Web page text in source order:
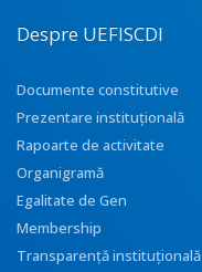
Despre UEFISCDI
Documente constitutive
Prezentare instituţională
Rapoarte de activitate
Organigramă
Egalitate de Gen
Membership
Transparenţă instituţională